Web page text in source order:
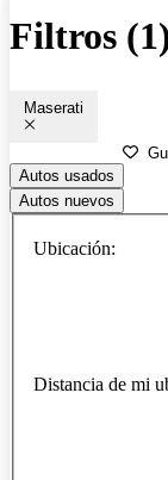
Filtros
Maserati
Autos usados
Autos nuevos
Ubicación:
Distancia de mi